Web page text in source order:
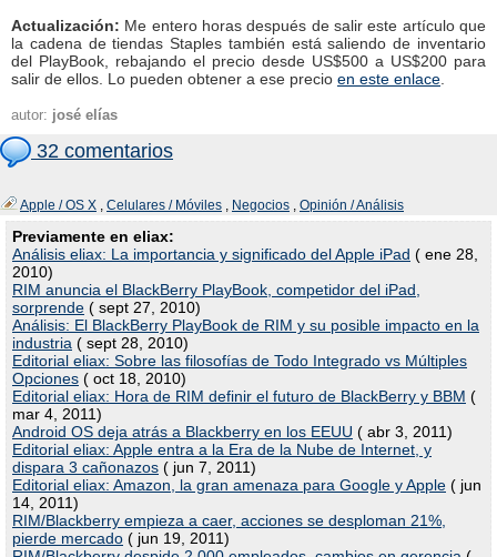
Actualización: Me entero horas después de salir este artículo que
la cadena de tiendas Staples también está saliendo de inventario
del PlayBook, rebajando el precio desde US$500 a US$200 para
salir de ellos. Lo pueden obtener a ese precio en este enlace
autor: josé elías
32 comentarios
Apple / OS X , Celulares / Móviles , Negocios , Opinión / Análisis
Previamente en eliax:
Análisis eliax: La importancia y significado del Apple iPad ( ene 28,
2010)
RIM anuncia el BlackBerry PlayBook, competidor del iPad,
sorprende ( sept 27, 2010)
Análisis: El BlackBerry PlayBook de RIM y su posible impacto en la
industria ( sept 28, 2010)
Editorial eliax: Sobre las filosofías de Todo Integrado vs Múltiples
Opciones ( oct 18, 2010)
Editorial eliax: Hora de RIM definir el futuro de BlackBerry y BBM (
mar 4, 2011)
Android OS deja atrás a Blackberry en los EEUU ( abr 3, 2011)
Editorial eliax: Apple entra a la Era de la Nube de Internet, y
dispara 3 cañonazos ( jun 7, 2011)
Editorial eliax: Amazon, la gran amenaza para Google y Apple ( jun
14, 2011)
RIM/Blackberry empieza a caer, acciones se desploman 21%,
pierde mercado ( jun 19, 2011)